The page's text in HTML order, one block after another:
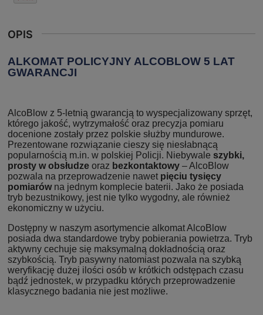
OPIS
ALKOMAT POLICYJNY ALCOBLOW 5 LAT
GWARANCJI
AlcoBlow z 5-letnią gwarancją to wyspecjalizowany sprzęt,
którego jakość, wytrzymałość oraz precyzja pomiaru
docenione zostały przez polskie służby mundurowe.
Prezentowane rozwiązanie cieszy się niesłabnącą
popularnością m.in. w polskiej Policji. Niebywale szybki,
prosty w obsłudze oraz bezkontaktowy – AlcoBlow
pozwala na przeprowadzenie nawet pięciu tysięcy
pomiarówna jednym komplecie baterii. Jako że posiada
tryb bezustnikowy, jest nie tylko wygodny, ale również
ekonomiczny w użyciu.
Dostępny w naszym asortymencie alkomat AlcoBlow
posiada dwa standardowe tryby pobierania powietrza. Tryb
aktywny cechuje się maksymalną dokładnością oraz
szybkością. Tryb pasywny natomiast pozwala na szybką
weryfikację dużej ilości osób w krótkich odstępach czasu
bądź jednostek, w przypadku których przeprowadzenie
klasycznego badania nie jest możliwe.